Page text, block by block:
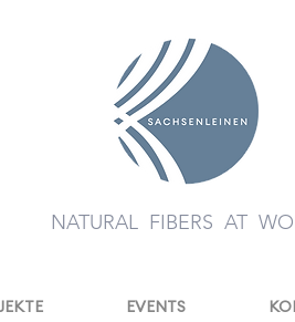
NATURAL FIBERS AT
EVENTS